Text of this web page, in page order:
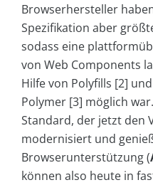
Browserhersteller
Spezifikation aber
sodass eine
von Web Components
Hilfe von Polyfills [2]
Polymer [3] möglich
Standard, der jetzt den
modernisiert und
Browserunterstützung (
können also heute in